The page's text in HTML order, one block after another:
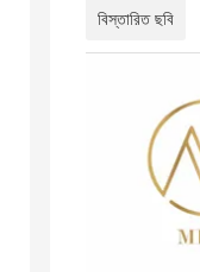
বিস্তারিত ছবি